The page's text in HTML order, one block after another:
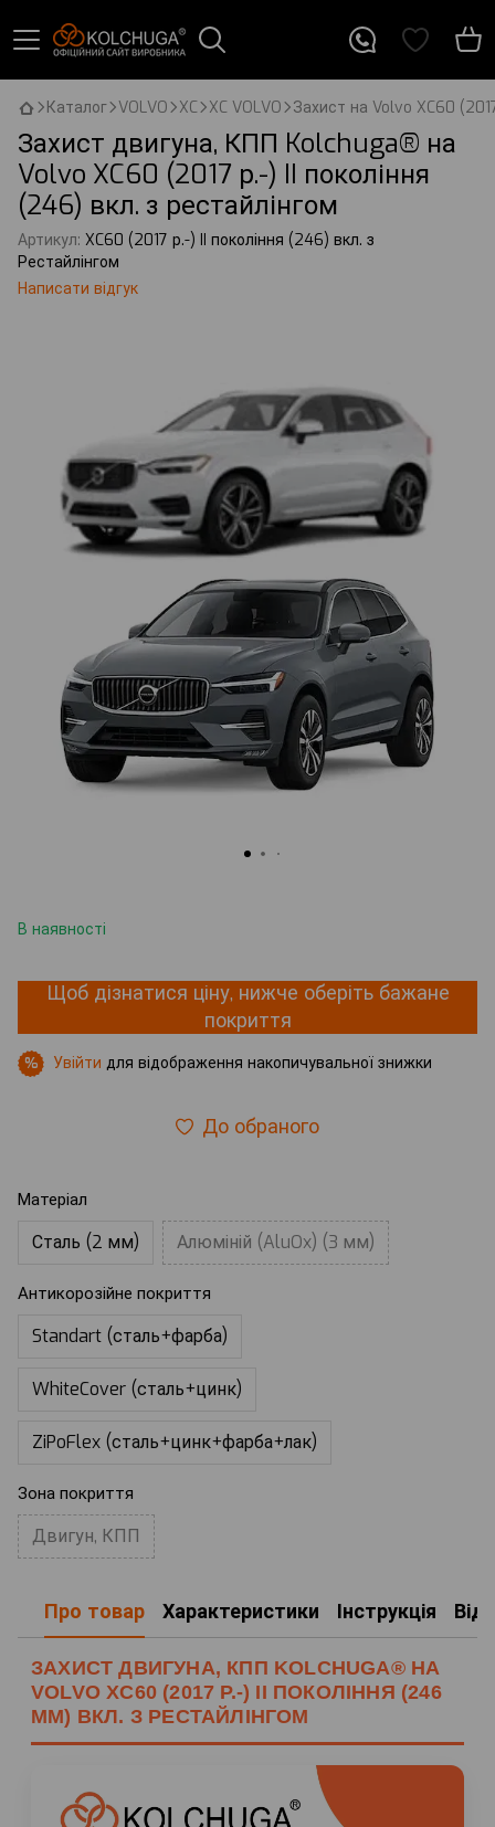
Каталог VOLVO XC XC VOLVO Захист на Volvo XC60
Захист двигуна, КПП Kolchuga® на
Volvo XC60 (2017 р.-) II покоління
(246) вкл. з рестайлінгом
Артикул: XC60 (2017 р.-) II покоління (246) вкл. з
Рестайлінгом
Написати відгук
В наявності
Щоб дізнатися ціну, нижче оберіть бажане
покриття
% Увійти для відображення накопичувальної знижки
До обраного
Матеріал
Сталь (2 мм) Алюміній (AluOx) (3 мм)
Антикорозійне покриття
Standart (сталь+фарба)
WhiteCover (сталь+цинк)
ZiPoFlex (сталь+цинк+фарба+лак)
Зона покриття
Двигун, КПП
Про товар Характеристики Інструкція
ЗАХИСТ ДВИГУНА, КПП KOLCHUGA® НА
VOLVO XC60 (2017 Р.-) II ПОКОЛІННЯ (246
ММ) ВКЛ. З РЕСТАЙЛІНГОМ